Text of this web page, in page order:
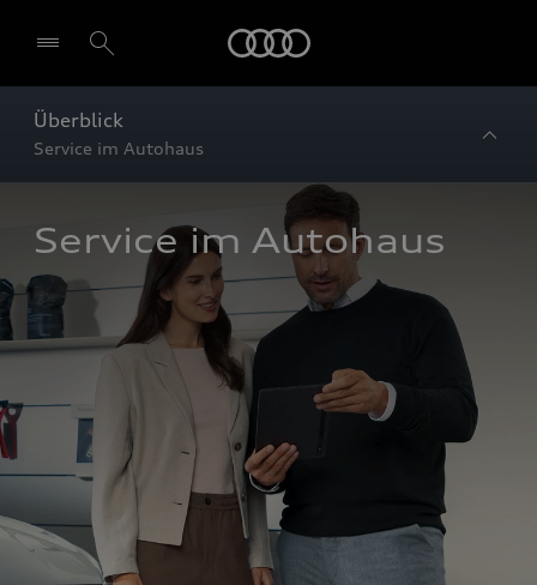
Überblick
Service im Autohaus
Service im Autohaus